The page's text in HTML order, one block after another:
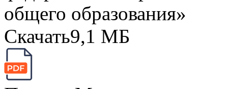
общего образования»
Скачать9,1 МБ